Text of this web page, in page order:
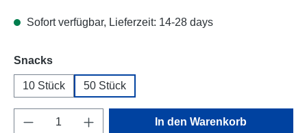
Sofort verfügbar, Lieferzeit: 14-28 days
Snacksauswählen
10 Stück 50 Stück
Produkt Anzahl: Gib den gewünschten
In den Warenkorb